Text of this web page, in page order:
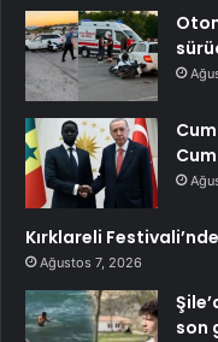
Kırklareli
Ağustos 7, 2026
son